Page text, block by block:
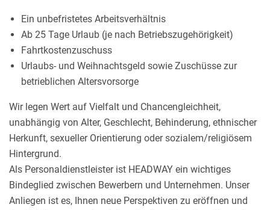
Ein unbefristetes Arbeitsverhältnis
Ab 25 Tage Urlaub (je nach Betriebszugehörigkeit)
Fahrtkostenzuschuss
Urlaubs- und Weihnachtsgeld sowie Zuschüsse zur
betrieblichen Altersvorsorge
Wir legen Wert auf Vielfalt und Chancengleichheit,
unabhängig von Alter, Geschlecht, Behinderung, ethnischer
Herkunft, sexueller Orientierung oder sozialem/religiösem
Hintergrund.
Als Personaldienstleister ist HEADWAY ein wichtiges
Bindeglied zwischen Bewerbern und Unternehmen. Unser
Anliegen ist es, Ihnen neue Perspektiven zu eröffnen und